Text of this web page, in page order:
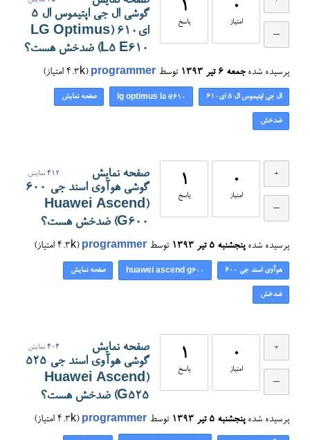
0
امتیاز
1
پاسخ
گوشی ال جی اپتیموس ال ۵
ای۶۱۰ (LG Optimus
L5 E610) ضدخش هست؟
پرسیده شده جمعه ۶ تیر ۱۳۹۳ توسط programmer
(
4.3k امتیاز)
ال جی اپتیموس ال ۵ ای۶۱۰ lg optimus l5 e610 صفحه نمایش
ضدخش
0
امتیاز
1
پاسخ
412 نمایش
صفحه نمایش
گوشی هوآوی اسند جی ۶۰۰
(Huawei Ascend
G600) ضدخش هست؟
پرسیده شده پنجشنبه ۵ تیر ۱۳۹۳ توسط programmer
(
4.3k امتیاز)
هوآوی اسند جی ۶۰۰ huawei ascend g600 صفحه نمایش
ضدخش
0
امتیاز
1
پاسخ
404 نمایش
صفحه نمایش
گوشی هوآوی اسند جی 525
(Huawei Ascend
G525) ضدخش هست؟
پرسیده شده پنجشنبه ۵ تیر ۱۳۹۳ توسط programmer
(
4.3k امتیاز)